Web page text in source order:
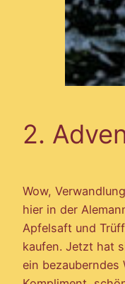
2.
Wow,
hier in der
Apfelsaft und
kaufen. Jetzt hat
ein